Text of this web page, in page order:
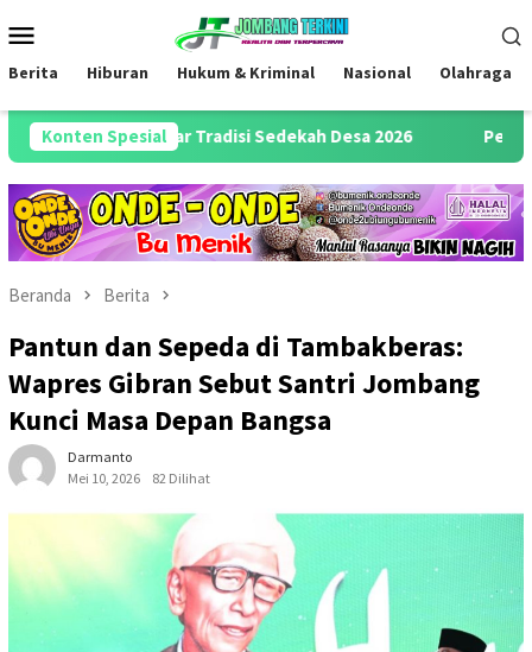
ke
kontenMobile
Berita Hiburan Hukum & Kriminal Nasional Olahraga
Konten Spesial
Gelar Tradisi Sedekah Desa 2026 Pengambilan
Beranda Berita
Pantun dan Sepeda di Tambakberas:
Wapres Gibran Sebut Santri Jombang
Kunci Masa Depan Bangsa
Darmanto
Mei 10, 2026
82 Dilihat